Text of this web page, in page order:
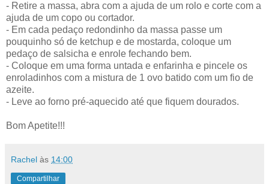
- Retire a massa, abra com a ajuda de um rolo e corte com a
ajuda de um copo ou cortador.
- Em cada pedaço redondinho da massa passe um
pouquinho só de ketchup e de mostarda, coloque um
pedaço de salsicha e enrole fechando bem.
- Coloque em uma forma untada e enfarinha e pincele os
enroladinhos com a mistura de 1 ovo batido com um fio de
azeite.
- Leve ao forno pré-aquecido até que fiquem dourados.
Bom Apetite!!!
Rachel às 14:00
Compartilhar